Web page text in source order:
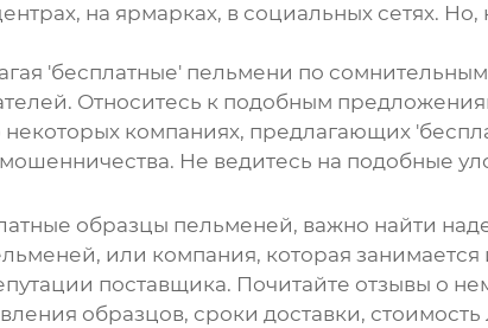
на ярмарках, в социальных сетях.
'бесплатные' пельмени по
Относитесь к подобным
компаниях, предлагающих
Не ведитесь на подобные
образцы пельменей, важно найти
или компания, которая
поставщика. Почитайте отзывы о
образцов, сроки доставки, стоимость